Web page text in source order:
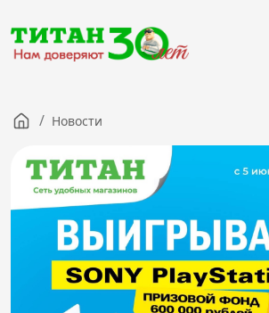
Партнерам
Тендеры
Вакансии
Новости
Контакты
/ Новости